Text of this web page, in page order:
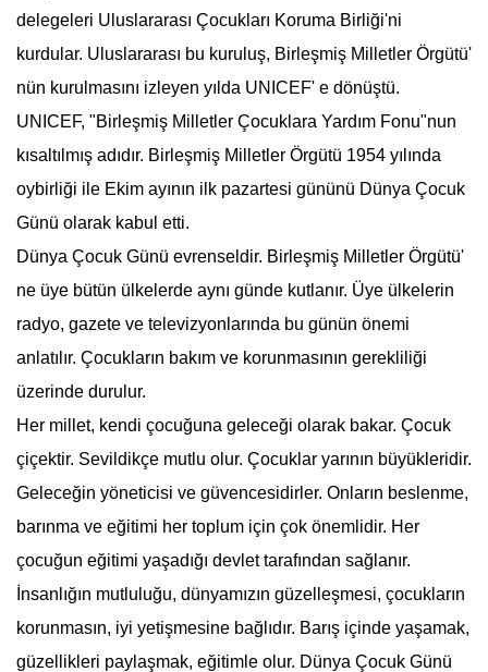
delegeleri Uluslararası Çocukları Koruma Birliği'ni
kurdular. Uluslararası bu kuruluş, Birleşmiş Milletler Örgütü'
nün kurulmasını izleyen yılda UNICEF' e dönüştü.
UNICEF, "Birleşmiş Milletler Çocuklara Yardım Fonu"nun
kısaltılmış adıdır. Birleşmiş Milletler Örgütü 1954 yılında
oybirliği ile Ekim ayının ilk pazartesi gününü Dünya Çocuk
Günü olarak kabul etti.
Dünya Çocuk Günü evrenseldir. Birleşmiş Milletler Örgütü'
ne üye bütün ülkelerde aynı günde kutlanır. Üye ülkelerin
radyo, gazete ve televizyonlarında bu günün önemi
anlatılır. Çocukların bakım ve korunmasının gerekliliği
üzerinde durulur.
Her millet, kendi çocuğuna geleceği olarak bakar. Çocuk
çiçektir. Sevildikçe mutlu olur. Çocuklar yarının büyükleridir.
Geleceğin yöneticisi ve güvencesidirler. Onların beslenme,
barınma ve eğitimi her toplum için çok önemlidir. Her
çocuğun eğitimi yaşadığı devlet tarafından sağlanır.
İnsanlığın mutluluğu, dünyamızın güzelleşmesi, çocukların
korunmasın, iyi yetişmesine bağlıdır. Barış içinde yaşamak,
güzellikleri paylaşmak, eğitimle olur. Dünya Çocuk Günü